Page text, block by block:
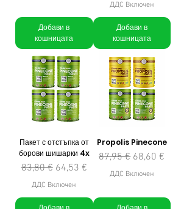
Добави в
кошницата
ДДС Включен
Добави в
кошницата
Пакет с отстъпка от
борови шишарки 4x
Редовна цена
83,80 € Продажна цена
64,53 €
ДДС Включен
Propolis Pinecone
Редовна цена
87,95 € Продажна цена
68,60 €
ДДС Включен